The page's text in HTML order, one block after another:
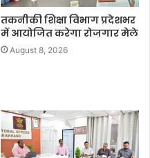
तकनीकी शिक्षा विभाग प्रदेशभर
में आयोजित करेगा रोजगार मेले
August 8, 2026